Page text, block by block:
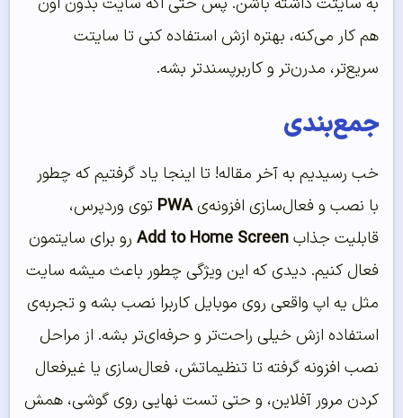
هم کار می‌کنه، بهتره ازش استفاده کنی تا سایتت
سریع‌تر، مدرن‌تر و کاربرپسندتر بشه.
جمع‌بندی
خب رسیدیم به آخر مقاله! تا اینجا یاد گرفتیم که چطور
با نصب و فعال‌سازی افزونه‌یPWA توی وردپرس،
قابلیت جذابAdd to Home Screen رو برای سایتمون
فعال کنیم. دیدی که این ویژگی چطور باعث میشه سایت
مثل یه اپ واقعی روی موبایل کاربرا نصب بشه و تجربه‌ی
استفاده ازش خیلی راحت‌تر و حرفه‌ای‌تر بشه. از مراحل
نصب افزونه گرفته تا تنظیماتش، فعال‌سازی یا غیرفعال
کردن مرور آفلاین، و حتی تست نهایی روی گوشی، همش